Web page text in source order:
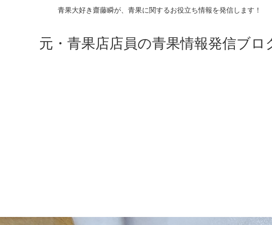
青果大好き齋藤瞬が、青果に関するお役立ち情報を発信します！
元・青果店店員の青果情報発信ブロ